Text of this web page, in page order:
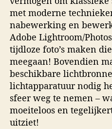
met moderne
nabewerking en
Adobe Lightroom/
tijdloze foto’s maken
meegaan! Bovendien
beschikbare
lichtapparatuur nodig
sfeer weg te nemen –
moeiteloos en
uitziet!